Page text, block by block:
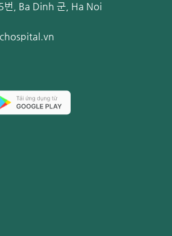
번, Ba Dinh 군, Ha Noi